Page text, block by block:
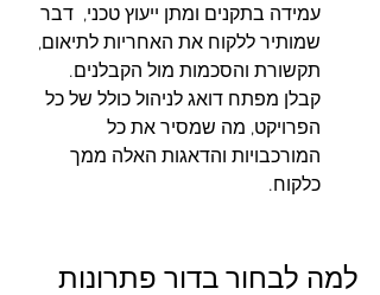
עמידה בתקנים ומתן ייעוץ טכני,  דבר
שמותיר ללקוח את האחריות לתיאום,
תקשורת והסכמות מול הקבלנים.
קבלן מפתח דואג לניהול כולל של כל
הפרויקט, מה שמסיר את כל
המורכבויות והדאגות האלה ממך
כלקוח.
למה לבחור בדור פתרונות